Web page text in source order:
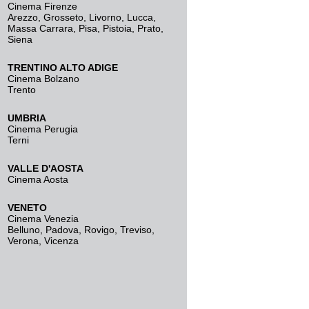
Cinema Firenze
Arezzo Grosseto Livorno Lucca
Massa Carrara
Pisa Pistoia Prato
Siena
TRENTINO ALTO ADIGE
Cinema Bolzano
Trento
UMBRIA
Cinema Perugia
Terni
VALLE D'AOSTA
Cinema Aosta
VENETO
Cinema Venezia
Belluno Padova Rovigo Treviso
Verona Vicenza